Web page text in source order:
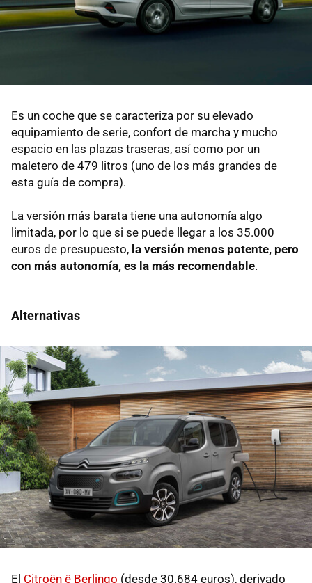
Es un coche que se caracteriza por su elevado
equipamiento de serie, confort de marcha y mucho
espacio en las plazas traseras, así como por un
maletero de 479 litros (uno de los más grandes de
esta guía de compra).
La versión más barata tiene una autonomía algo
limitada, por lo que si se puede llegar a los 35.000
euros de presupuesto, la versión menos potente, pero
con más autonomía, es la más recomendable.
Alternativas
El Citroën ë Berlingo (desde 30.684 euros), derivado